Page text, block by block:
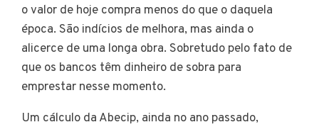
o valor de hoje compra menos do que o daquela
época. São indícios de melhora, mas ainda o
alicerce de uma longa obra. Sobretudo pelo fato de
que os bancos têm dinheiro de sobra para
emprestar nesse momento.
Um cálculo da Abecip, ainda no ano passado,